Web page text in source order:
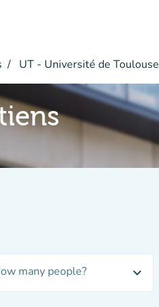
UT - Université de Toulouse
many people? expand_more